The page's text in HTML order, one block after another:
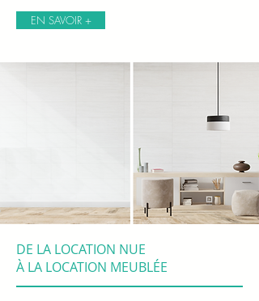
EN SAVOIR +
DE LA LOCATION NUE
À LA LOCATION MEUBLÉE